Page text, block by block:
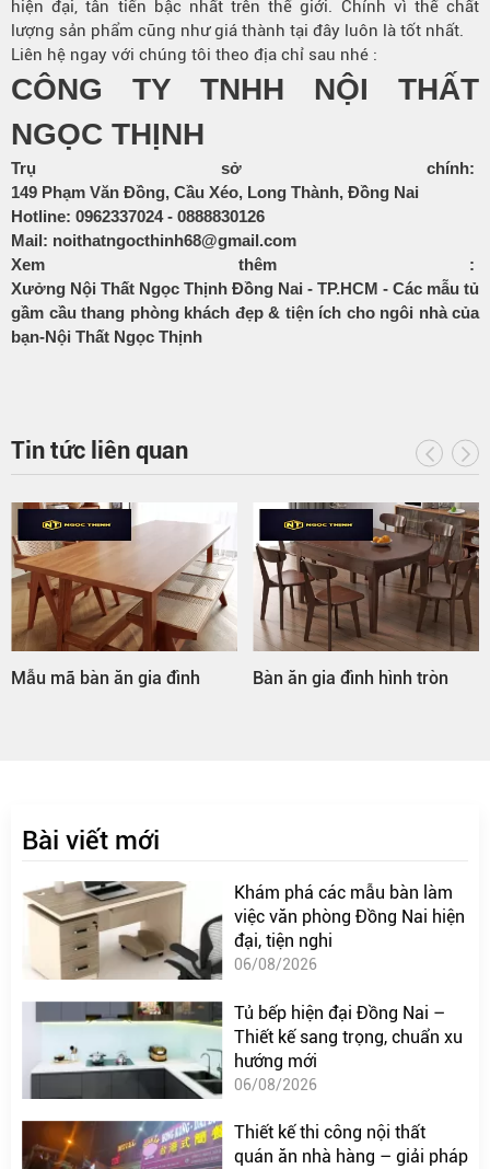
hiện đại, tân tiến bậc nhất trên thế giới. Chính vì thế chất
lượng sản phẩm cũng như giá thành tại đây luôn là tốt nhất.
Liên hệ ngay với chúng tôi theo địa chỉ sau nhé :
CÔNG TY TNHH NỘI THẤT
NGỌC THỊNH
Trụ sở chính:
149 Phạm Văn Đồng, Cầu Xéo, Long Thành, Đồng Nai
Hotline: 0962337024- 0888830126
Mail: noithatngocthinh68@gmail.com
Xem thêm :
Xưởng Nội Thất Ngọc Thịnh Đồng Nai - TP.HCM - Các mẫu tủ
gầm cầu thang phòng khách đẹp & tiện ích cho ngôi nhà của
bạn-Nội Thất Ngọc Thịnh
Tin tức liên quan
Mẫu mã bàn ăn gia đình Bàn ăn gia đình hình tròn
Bài viết mới
Khám phá các mẫu bàn làm
việc văn phòng Đồng Nai hiện
đại, tiện nghi
06/08/2026
Tủ bếp hiện đại Đồng Nai –
Thiết kế sang trọng, chuẩn xu
hướng mới
06/08/2026
Thiết kế thi công nội thất
quán ăn nhà hàng – giải pháp